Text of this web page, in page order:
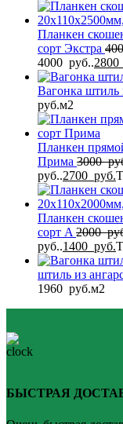
Планкен
сорт Экстра
4000 руб..2800
Вагонка штиль
руб.м2
Планкен
Прима 3000
руб..2700 руб.
Планкен
сорт A 2000
руб..1400 руб.
штиль из
1960 руб.м2
БЫСТРАЯ